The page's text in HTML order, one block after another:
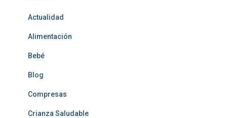
Actualidad
Alimentación
Bebé
Blog
Compresas
Crianza Saludable